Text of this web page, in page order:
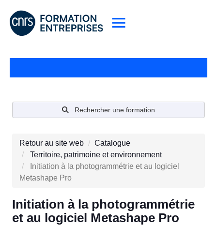
Rechercher une formation
Retour au site web
Catalogue
Territoire, patrimoine et environnement
Initiation à la photogrammétrie et au logiciel
Metashape Pro
Initiation à la photogrammétrie
et au logiciel Metashape Pro